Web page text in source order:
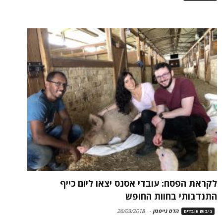
לקראת הפסח: עובדי אסנס יצאו ליום כייף
התנדבותי בחוות החופש
גיבוש עובדים הדס גייפמן -
26/03/2018